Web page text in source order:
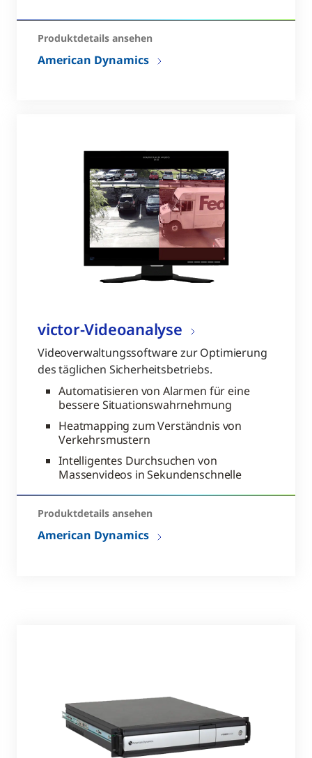
Produktdetails ansehen
American Dynamics
victor-Videoanalyse
Videoverwaltungssoftware zur Optimierung
des täglichen Sicherheitsbetriebs.
Automatisieren von Alarmen für eine
bessere Situationswahrnehmung
Heatmapping zum Verständnis von
Verkehrsmustern
Intelligentes Durchsuchen von
Massenvideos in Sekundenschnelle
Produktdetails ansehen
American Dynamics